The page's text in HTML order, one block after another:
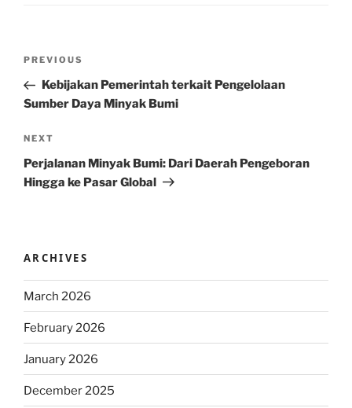
Previous
Post
PREVIOUS
Kebijakan Pemerintah terkait Pengelolaan
Sumber Daya Minyak Bumi
Next
Post
NEXT
Perjalanan Minyak Bumi: Dari Daerah Pengeboran
Hingga ke Pasar Global
ARCHIVES
March 2026
February 2026
January 2026
December 2025